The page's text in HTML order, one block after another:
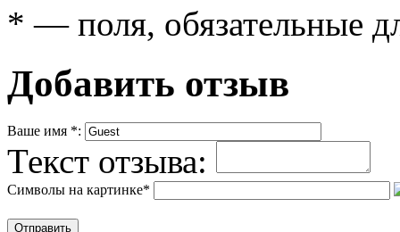
* — поля, обязательные
Добавить отзыв
Ваше имя *:
Текст отзыва:
Символы на картинке*